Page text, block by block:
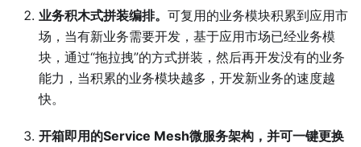
业务积木式拼装编排。 可复用的业务模块积累到应用市
场，当有新业务需要开发，基于应用市场已经业务模
块，通过“拖拉拽”的方式拼装，然后再开发没有的业务
能力，当积累的业务模块越多，开发新业务的速度越
快。
开箱即用的Service Mesh微服务架构，并可一键更换